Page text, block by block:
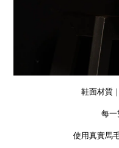
鞋面材質
每一
使用真實馬